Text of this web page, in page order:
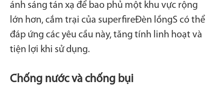
ánh sáng tán xạ để bao phủ một khu vực rộng
lớn hơn, cắm trại của superfireĐèn lồngS có thể
đáp ứng các yêu cầu này, tăng tính linh hoạt và
tiện lợi khi sử dụng.
Chống nước và chống bụi